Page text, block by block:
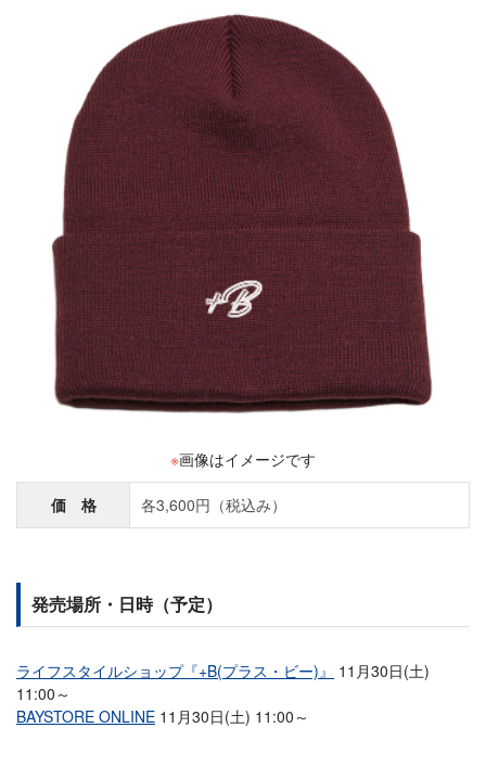
※画像はイメージです
価 格 各3,600円（税込み）
発売場所・日時（予定）
ライフスタイルショップ『+B(プラス・ビー)』
11月30日(土)
11:00～
BAYSTORE ONLINE 11月30日(土) 11:00～